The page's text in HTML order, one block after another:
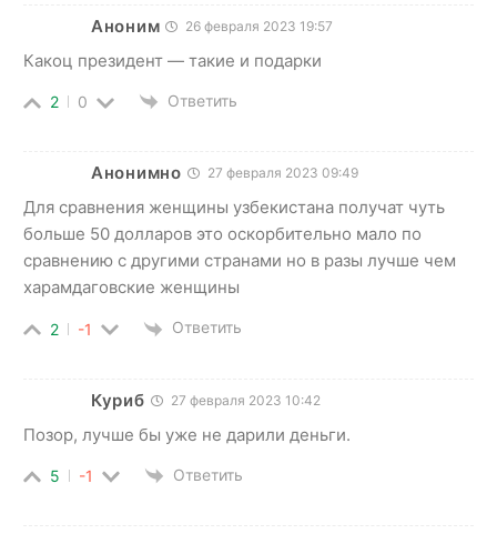
Аноним 26 февраля 2023 19:57
Какоц президент — такие и подарки
2 0 Ответить
Анонимно 27 февраля 2023 09:49
Для сравнения женщины узбекистана получат чуть
больше 50 долларов это оскорбительно мало по
сравнению с другими странами но в разы лучше чем
харамдаговские женщины
2 -1 Ответить
Куриб 27 февраля 2023 10:42
Позор, лучше бы уже не дарили деньги.
5 -1 Ответить